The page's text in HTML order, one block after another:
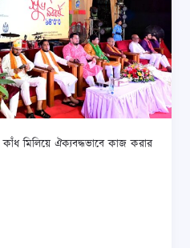
মিলিয়ে ঐক্যবদ্ধভাবে কাজ করার